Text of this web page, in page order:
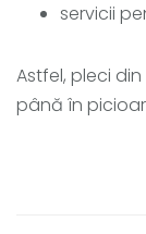
servicii
Astfel, pleci
până în